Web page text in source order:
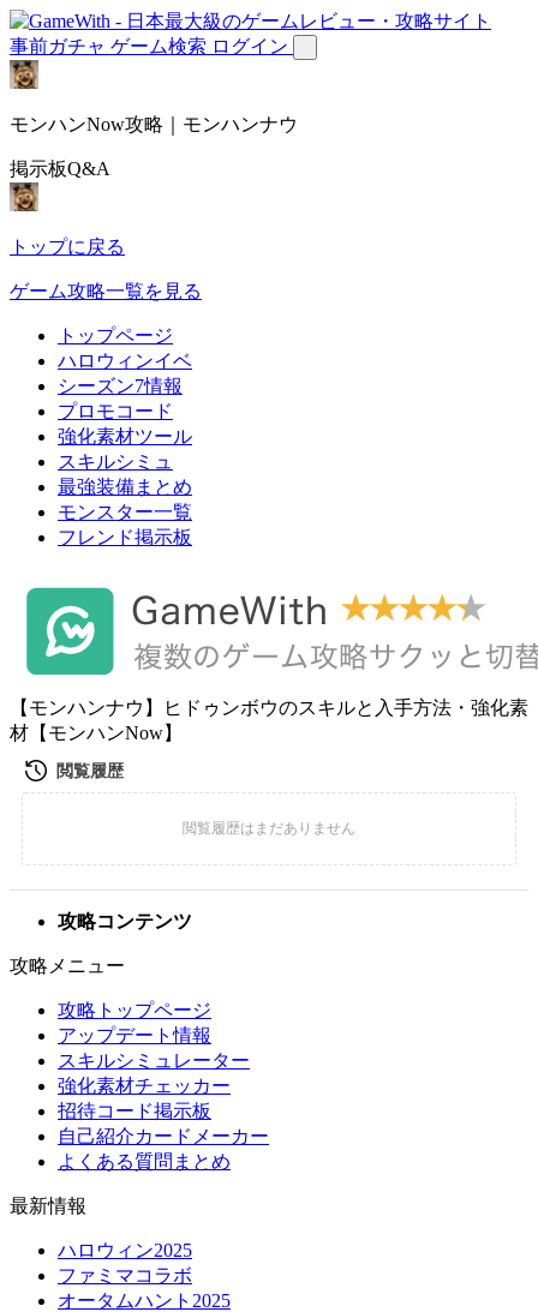
事前ガチャ ゲーム検索 ログイン
モンハンNow攻略｜モンハンナウ
掲示板Q&A
トップに戻る
ゲーム攻略一覧を見る
トップページ
ハロウィンイベ
シーズン7情報
プロモコード
強化素材ツール
スキルシミュ
最強装備まとめ
モンスター一覧
フレンド掲示板
【モンハンナウ】ヒドゥンボウのスキルと入手方法・強化素
材【モンハンNow】
攻略コンテンツ
攻略メニュー
攻略トップページ
アップデート情報
スキルシミュレーター
強化素材チェッカー
招待コード掲示板
自己紹介カードメーカー
よくある質問まとめ
最新情報
ハロウィン2025
ファミマコラボ
オータムハント2025